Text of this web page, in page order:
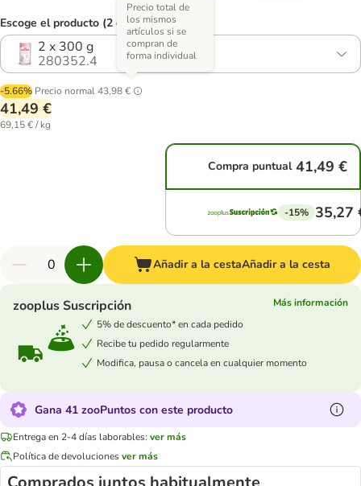
Escoge el producto (2 opciones)
2 x 300 g
280352.4
-5.66% Precio normal43,98 €
Precio total de
los mismos
artículos si se
compran de
forma individual
41,49 €
69,15 € / kg
Compra puntual 41,49 €
-15% 35,27
Añadir a la cestaAñadir a la cesta
zooplus Suscripción
Más información
5% de descuento* en cada pedido
Recibe tu pedido regularmente
Modifica, pausa o cancela en cualquier momento
Gana 41 zooPuntos con este producto
Entrega en 2-4 días laborables: ver más
Política de devolucionesver más